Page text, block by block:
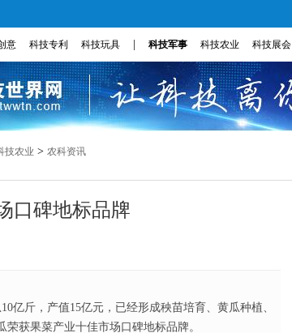
意 科技专利 科技玩具 科技军事 科技农业 科技展会
技农业 > 农科资讯
口碑地标品牌
亿斤，产值15亿元，已经形成秧苗培育、黄瓜种植、
获果菜产业十佳市场口碑地标品牌。